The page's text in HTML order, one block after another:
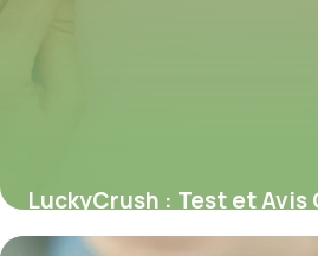
LuckyCrush : Test et Avis
9 juillet 2026